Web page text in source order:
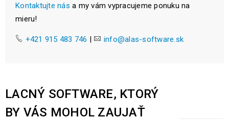
Kontaktujte nás a my vám vypracujeme ponuku na
mieru!
+421 915 483 746 | info@alas-software.sk
LACNÝ SOFTWARE, KTORÝ
BY VÁS MOHOL ZAUJAŤ